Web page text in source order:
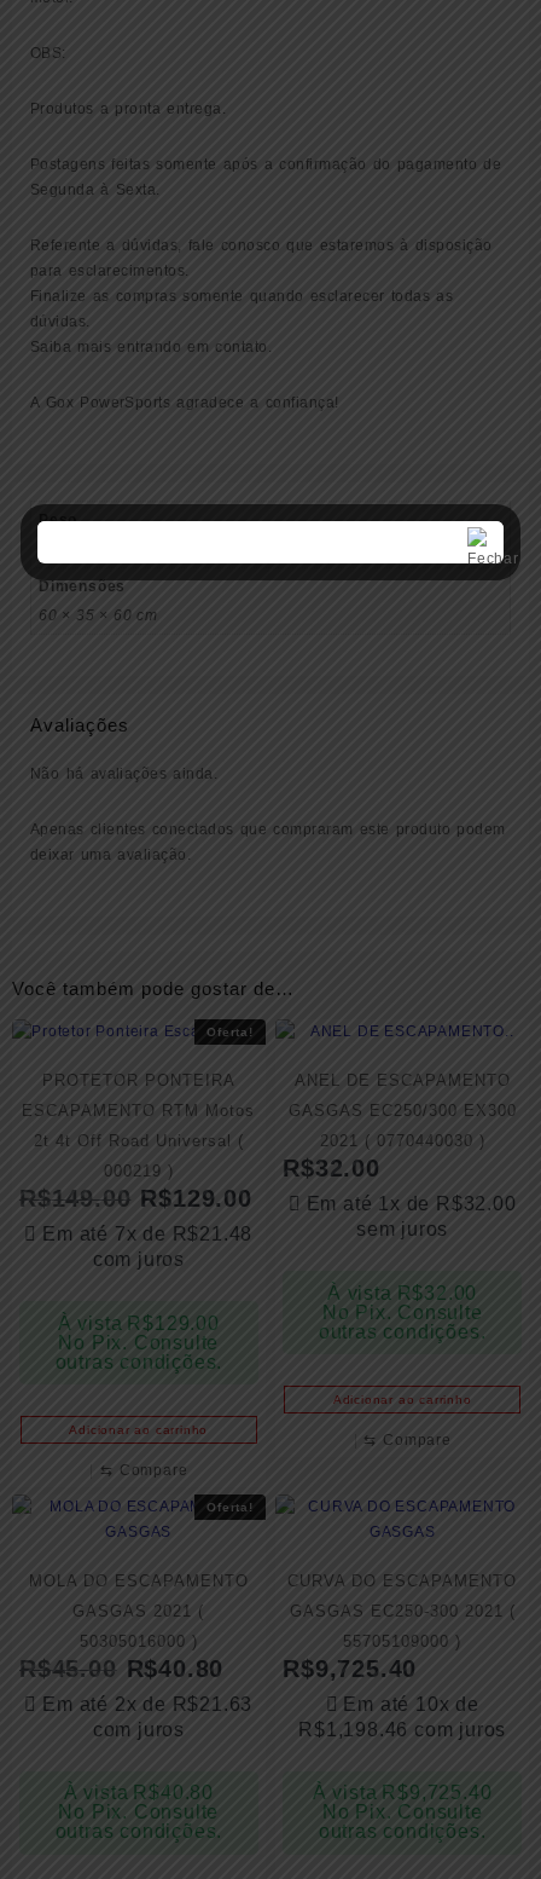
OBS:
Produtos a pronta entrega.
Postagens feitas somente após a confirmação do pagamento de
Segunda à Sexta.
Referente a dúvidas, fale conosco que estaremos à disposição
para esclarecimentos.
Finalize as compras somente quando esclarecer todas as
dúvidas.
Saiba mais entrando em contato.
A Gox PowerSports agradece a confiança!
Peso
Dimensões
60 × 35 × 60 cm
Avaliações
Não há avaliações ainda.
Apenas clientes conectados que compraram este produto podem
deixar uma avaliação.
Você também pode gostar de…
Oferta!
PROTETOR PONTEIRA
ESCAPAMENTO RTM Motos
2t 4t Off Road Universal (
000219 )
R$149.00 R$129.00
Em até 7x de R$21.48
com juros
À vista R$129.00
No Pix. Consulte
outras condições.
Adicionar ao carrinho
⇆ Compare
ANEL DE ESCAPAMENTO
GASGAS EC250/300 EX300
2021 ( 0770440030 )
R$32.00
Em até 1x de R$32.00
sem juros
À vista R$32.00
No Pix. Consulte
outras condições.
Adicionar ao carrinho
⇆ Compare
Oferta!
MOLA DO ESCAPAMENTO
GASGAS 2021 (
50305016000 )
R$45.00 R$40.80
Em até 2x de R$21.63
com juros
À vista R$40.80
No Pix. Consulte
outras condições.
CURVA DO ESCAPAMENTO
GASGAS EC250-300 2021 (
55705109000 )
R$9,725.40
Em até 10x de
R$1,198.46 com juros
À vista R$9,725.40
No Pix. Consulte
outras condições.